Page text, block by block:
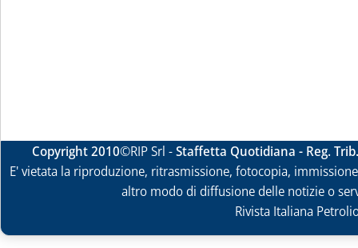
Copyright 2010©RIP Srl -Staffetta Quotidiana - Reg.
E' vietata la riproduzione, ritrasmissione, fotocopia,
altro modo di diffusione delle notizie o
Rivista Italiana